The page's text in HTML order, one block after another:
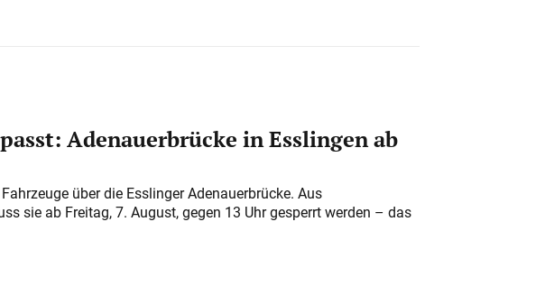
Adenauerbrücke in Esslingen ab
über die Esslinger Adenauerbrücke. Aus
sie ab Freitag, 7. August, gegen 13 Uhr gesperrt werden – das